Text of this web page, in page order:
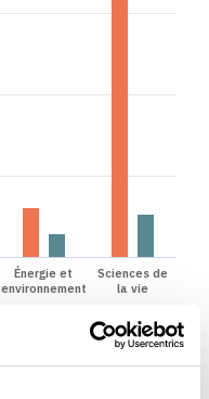
Énergie et
environnement
Sciences de
la vie